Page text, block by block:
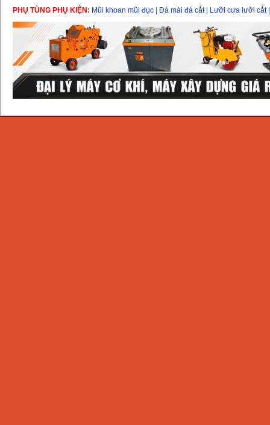
PHỤ TÙNG PHỤ KIỆN: Mũi khoan mũi đục Đá mài đá cắt| Lưỡi cưa lưỡi cắt